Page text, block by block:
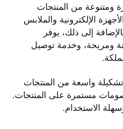
ومتنوعة من المنتجات
الإلكترونية والملابس
إلى ذلك، يوفر
ومريحة، وخدمة توصيل
تشكيلة واسعة من المنتجات
مستمرة على المنتجات.
الاستخدام.